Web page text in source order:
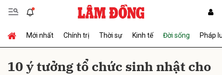
Mới nhất Chính trị Thời sự Kinh tế Đời sống Pháp
10 ý tưởng tổ chức sinh nhật cho
Gửi bình luận